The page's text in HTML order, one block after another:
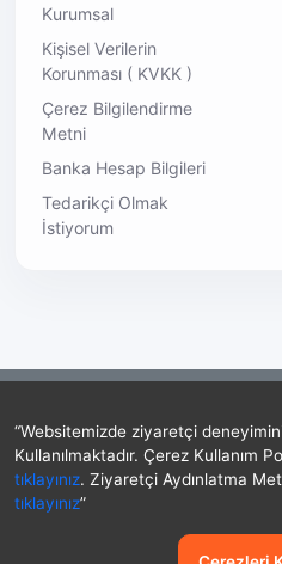
“Websitemizde ziyaretçi
Kullanılmaktadır. Çerez Kullanım
tıklayınız. Ziyaretçi Aydınlatma
tıklayınız”
Kurumsal
Kişisel Verilerin
Korunması ( KVKK )
Çerez Bilgilendirme
Metni
Banka Hesap Bilgileri
Tedarikçi Olmak
İstiyorum
harcialem.com © 2023 - Her hakkı